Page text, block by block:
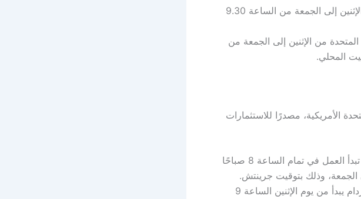
تبدأ عملية التداول في بورصة نيويورك من يوم الإثنين إلى الجمعة من الساعة 9.30
من الإثنين إلى الجمعة من
الأمريكية، مصدرًا للاستثمارات
تعد بورصة لندن هي الأهم في تلك القارة والتي تبدأ العمل في تمام الساعة 8 صباحًا
كما أن التداول في بورصة يورنكست في أمستردام يبدأ من يوم الإثنين الساعة 9